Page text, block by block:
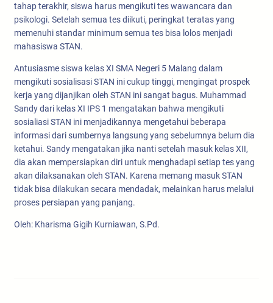
tahap terakhir, siswa harus mengikuti tes wawancara dan
psikologi. Setelah semua tes diikuti, peringkat teratas yang
memenuhi standar minimum semua tes bisa lolos menjadi
mahasiswa STAN.
Antusiasme siswa kelas XI SMA Negeri 5 Malang dalam
mengikuti sosialisasi STAN ini cukup tinggi, mengingat prospek
kerja yang dijanjikan oleh STAN ini sangat bagus. Muhammad
Sandy dari kelas XI IPS 1 mengatakan bahwa mengikuti
sosialiasi STAN ini menjadikannya mengetahui beberapa
informasi dari sumbernya langsung yang sebelumnya belum dia
ketahui. Sandy mengatakan jika nanti setelah masuk kelas XII,
dia akan mempersiapkan diri untuk menghadapi setiap tes yang
akan dilaksanakan oleh STAN. Karena memang masuk STAN
tidak bisa dilakukan secara mendadak, melainkan harus melalui
proses persiapan yang panjang.
Oleh: Kharisma Gigih Kurniawan, S.Pd.